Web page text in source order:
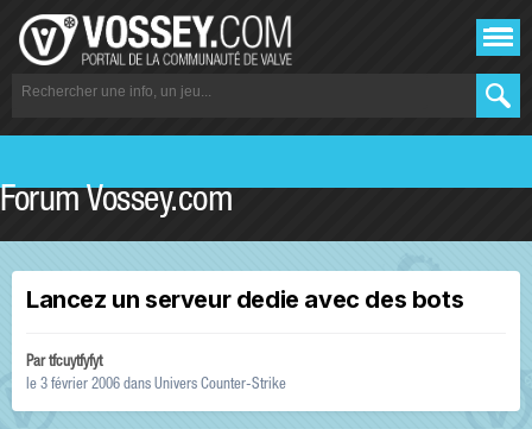
Forum Vossey.com
Lancez un serveur dedie avec des bots
Partfcuytfyfyt
le 3 février 2006 dans Univers Counter-Strike